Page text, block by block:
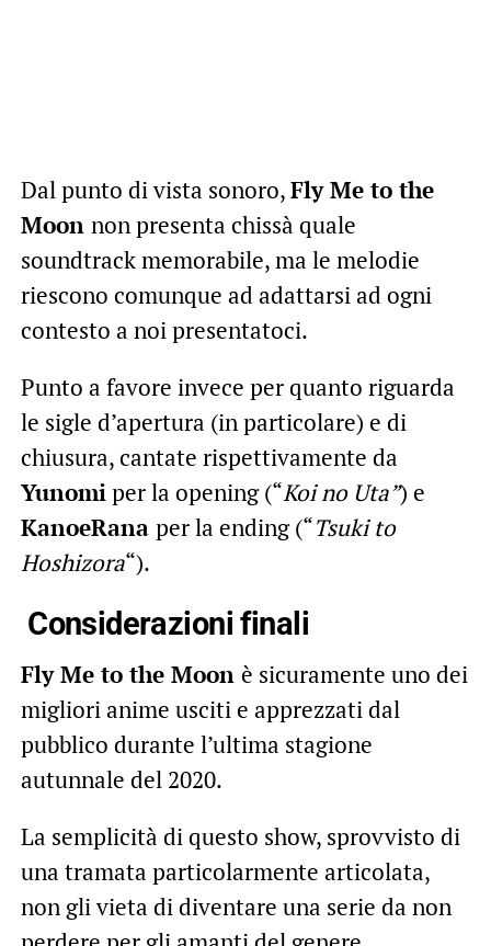
Dal punto di vista sonoro,Fly Me to the
Moon non presenta chissà quale
soundtrack memorabile, ma le melodie
riescono comunque ad adattarsi ad ogni
contesto a noi presentatoci.
Punto a favore invece per quanto riguarda
le sigle d’apertura (in particolare) e di
chiusura, cantate rispettivamente da
Yunomiper la opening (“Koi no Uta”) e
KanoeRana per la ending (“Tsuki to
Hoshizora“).
Considerazioni finali
Fly Me to the Moon è sicuramente uno dei
migliori anime usciti e apprezzati dal
pubblico durante l’ultima stagione
autunnale del 2020.
La semplicità di questo show, sprovvisto di
una tramata particolarmente articolata,
non gli vieta di diventare una serie da non